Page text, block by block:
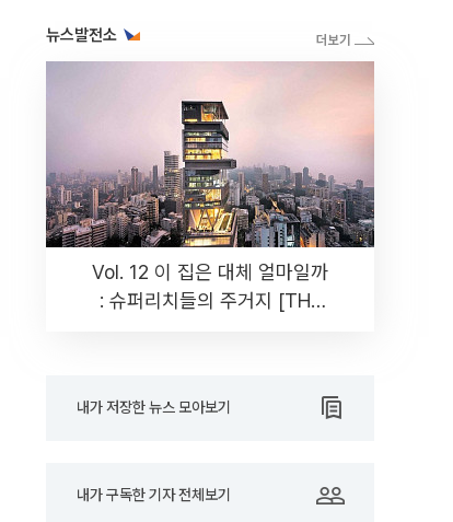
뉴스발전소
Vol. 12 이 집은 대체 얼마일까
: 슈퍼리치들의 주거지 [THE
내가 저장한 뉴스 모아보기
내가 구독한 기자 전체보기